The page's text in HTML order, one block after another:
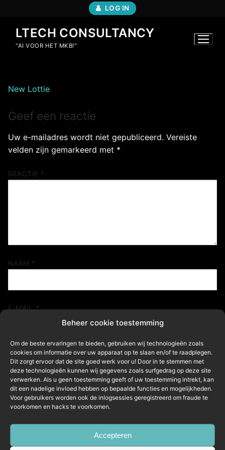
Beheer cookie toestemming
Om de beste ervaringen te bieden, gebruiken wij technologieën zoals
cookies om informatie over uw apparaat op te slaan en/of te raadplegen.
Dit zorgt ervoor dat de site goed werk voor u! Door in te stemmen met
deze technologieën kunnen wij gegevens zoals surfgedrag op deze site
verwerken. Als u geen toestemming geeft of uw toestemming intrekt, kan
dit een nadelige invloed hebben op bepaalde functies en mogelijkheden.
Voor gebruikers worden ook de inlogsessies geregistreerd om fraude te
voorkomen en hacks te voorkomen.
Accepteren
inhoud
LOG IN
LTECH CONSULTANCY
"AI VOOR HET MKB!"
New Lottie
Geef een reactie
Uw e-mailadres wordt niet gepubliceerd. Vereiste
velden zijn gemarkeerd met *
REACTIE *
NAAM *
E-MAIL*
SITE
Mijn naam, e-mail en site in deze browser opslaan
voor de volgende keer wanneer ik een reactie plaats.